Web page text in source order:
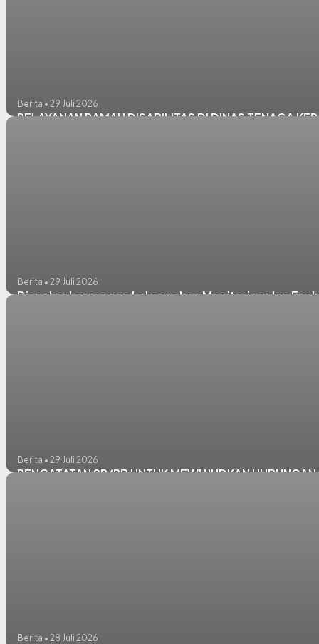
Berita • 29 Juli 2026
PELAYANAN RAMAH DISABILITAS DI DINAS TENAGA
Berita • 29 Juli 2026
Disnaker Lamongan Laksanakan Monitoring dan
Berita • 29 Juli 2026
PENCATATAN SP/PB UNTUK MEWUJUDKAN
Berita • 28 Juli 2026